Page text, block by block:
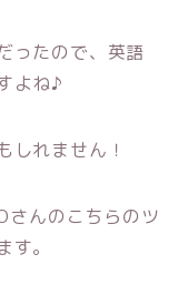
ったので、英語
よね♪
しれません！
さんのこちらのツ
。